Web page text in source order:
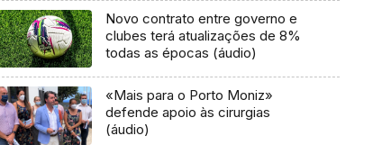
Novo contrato entre governo e
clubes terá atualizações de 8%
todas as épocas (áudio)
«Mais para o Porto Moniz»
defende apoio às cirurgias
(áudio)